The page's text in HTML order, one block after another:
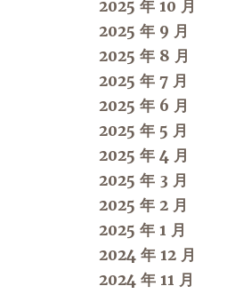
2025 年 10 月
2025 年 9 月
2025 年 8 月
2025 年 7 月
2025 年 6 月
2025 年 5 月
2025 年 4 月
2025 年 3 月
2025 年 2 月
2025 年 1 月
2024 年 12 月
2024 年 11 月